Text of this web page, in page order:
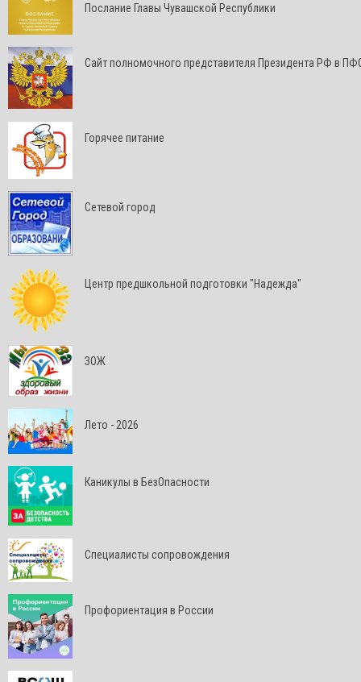
Послание Главы Чувашской Республики
Cайт полномочного представителя Президента РФ в
Горячее питание
Сетевой город
Центр предшкольной подготовки "Надежда"
ЗОЖ
Лето - 2026
Каникулы в БезОпасности
Специалисты сопровождения
Профориентация в России